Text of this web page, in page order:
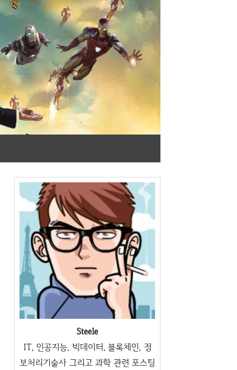
Steele
IT, 인공지능, 빅데이터, 블록체인, 정
보처리기술사 그리고 과학 관련 포스팅